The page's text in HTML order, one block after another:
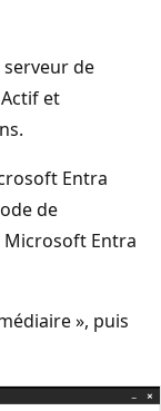
de
et
Entra
de
Microsoft Entra
», puis